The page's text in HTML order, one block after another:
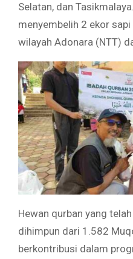
Selatan, dan
menyembelih 2 ekor
wilayah Adonara (NTT)
Hewan qurban yang
dihimpun dari 1.582
berkontribusi dalam